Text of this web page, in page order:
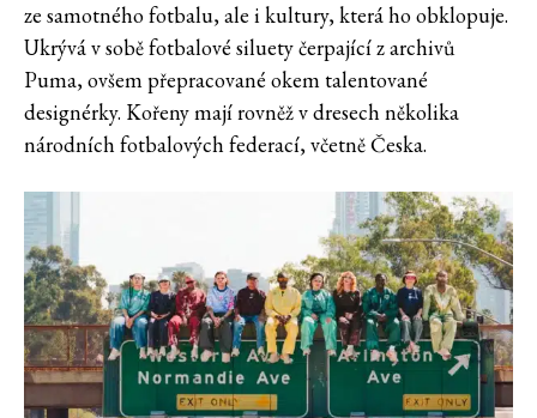
ze samotného fotbalu, ale i kultury, která ho obklopuje.
Ukrývá v sobě fotbalové siluety čerpající z archivů
Puma, ovšem přepracované okem talentované
designérky. Kořeny mají rovněž v dresech několika
národních fotbalových federací, včetně Česka.